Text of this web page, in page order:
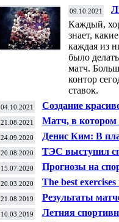
09.10.2021
Каждый,
знает,
каждая из
было
матч.
контор
ставок.
04.10.2021
Создание
фармакологии —
стероидов
21.08.2021
Матч, в котором
вернуться в
Старого Света
24.09.2020
Денис Ким: В
России в ноябре
20.08.2020
ТЭС выступил
велоспорту
15.07.2020
Прогнозы на
Insider
20.03.2020 The best
21.08.2019
Результаты
футболу (16-17
10.03.2019 Летняя